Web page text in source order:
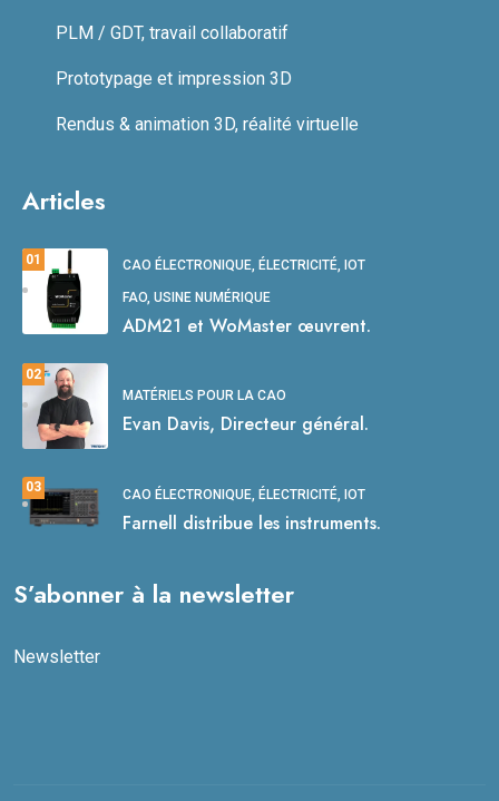
PLM / GDT, travail collaboratif
Prototypage et impression 3D
Rendus & animation 3D, réalité virtuelle
Articles
01 CAO ÉLECTRONIQUE, ÉLECTRICITÉ, IOT
FAO, USINE NUMÉRIQUE
ADM21 et WoMaster œuvrent.
02
MATÉRIELS POUR LA CAO
Evan Davis, Directeur général.
03
CAO ÉLECTRONIQUE, ÉLECTRICITÉ, IOT
Farnell distribue les instruments.
S’abonner à la newsletter
Newsletter